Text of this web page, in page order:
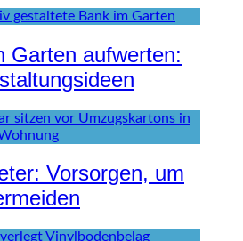
Garten aufwerten:
Vorsorgen, um